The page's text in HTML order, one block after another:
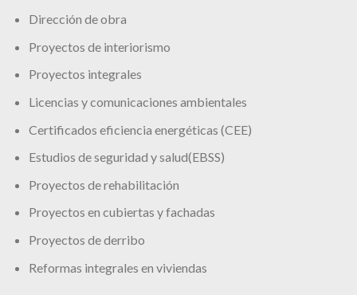
Dirección de obra
Proyectos de interiorismo
Proyectos integrales
Licencias y comunicaciones ambientales
Certificados eficiencia energéticas (CEE)
Estudios de seguridad y salud(EBSS)
Proyectos de rehabilitación
Proyectos en cubiertas y fachadas
Proyectos de derribo
Reformas integrales en viviendas